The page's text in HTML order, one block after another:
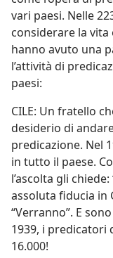
vari paesi. Nelle
considerare la
hanno avuto una
l’attività di
paesi:
CILE: Un fratello
desiderio di
predicazione. Nel
in tutto il paese.
l’ascolta gli
assoluta fiducia in
“Verranno”. E
1939, i predicatori
16.000!